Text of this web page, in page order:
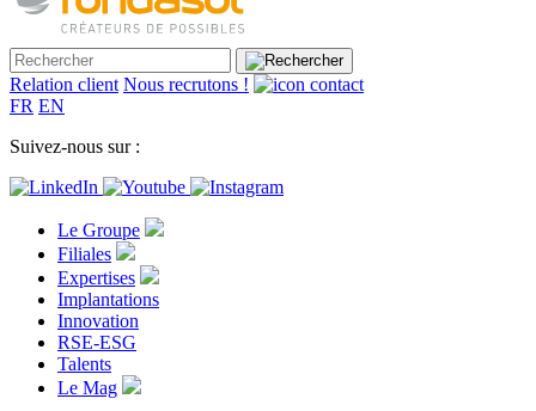
Relation client Nous recrutons !
FR EN
Suivez-nous sur :
Le Groupe
Filiales
Expertises
Implantations
Innovation
RSE-ESG
Talents
Le Mag